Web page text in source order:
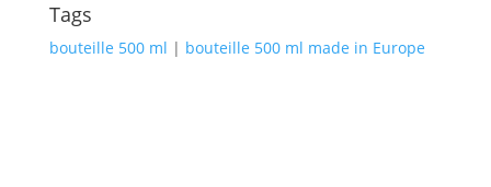
Tags
bouteille 500 ml | bouteille 500 ml made in Europe